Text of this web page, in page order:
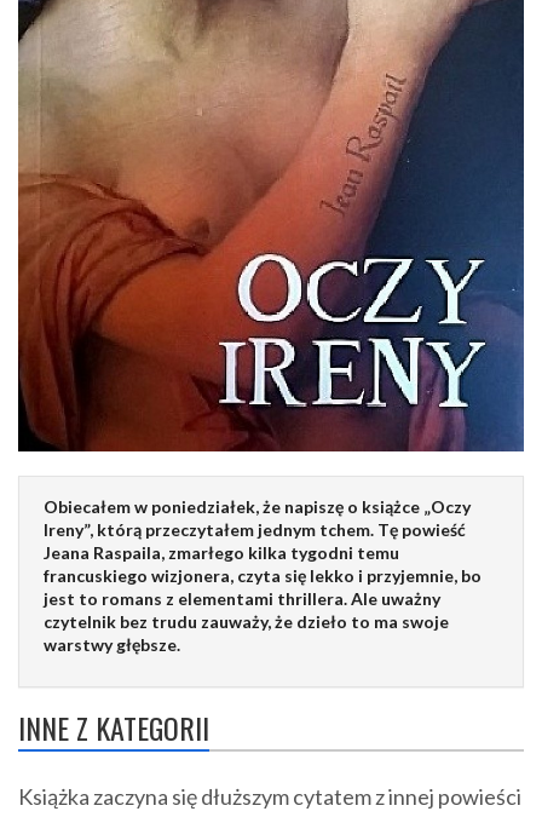
Obiecałem w poniedziałek, że napiszę o książce „Oczy
Ireny”, którą przeczytałem jednym tchem. Tę powieść
Jeana Raspaila, zmarłego kilka tygodni temu
francuskiego wizjonera, czyta się lekko i przyjemnie, bo
jest to romans z elementami thrillera. Ale uważny
czytelnik bez trudu zauważy, że dzieło to ma swoje
warstwy głębsze.
INNE Z KATEGORII
Książka zaczyna się dłuższym cytatem z innej powieści